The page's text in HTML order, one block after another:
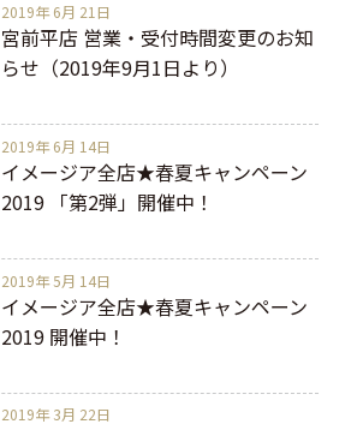
2019年 6月 21日
宮前平店 営業・受付時間変更のお知
らせ（2019年9月1日より）
2019年 6月 14日
イメージア全店★春夏キャンペーン
2019 「第2弾」開催中！
2019年 5月 14日
イメージア全店★春夏キャンペーン
2019 開催中！
2019年 3月 22日